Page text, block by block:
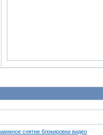
снятие блокировки видео